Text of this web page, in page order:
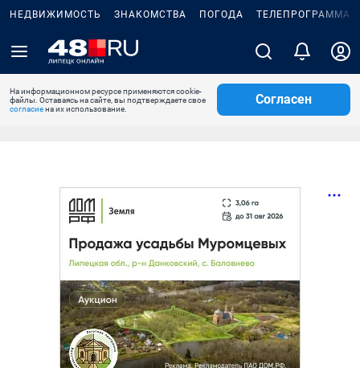
НЕДВИЖИМОСТЬ ЗНАКОМСТВА ПОГОДА ТЕЛЕПРОГРАММА
На информационном ресурсе применяются cookie-
файлы. Оставаясь на сайте, вы подтверждаете свое
согласиена их использование.
Согласен